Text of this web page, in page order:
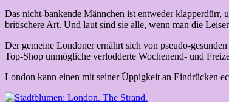
Das nicht-bankende Männchen ist entweder
britischere Art. Und laut sind sie alle, wenn man die
Der gemeine Londoner ernährt sich von pseudo-
Top-Shop unmögliche verlodderte Wochenend- und
London kann einen mit seiner Üppigkeit an Eindrücken